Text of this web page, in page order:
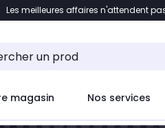
à la liste des
Les meilleures affaires n'attendent
magasin Nos services